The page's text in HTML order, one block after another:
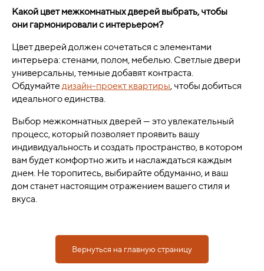
Какой цвет межкомнатных дверей выбрать, чтобы
они гармонировали с интерьером?
Цвет дверей должен сочетаться с элементами
интерьера: стенами, полом, мебелью. Светлые двери
универсальны, темные добавят контраста.
Обдумайте дизайн-проект квартиры, чтобы добиться
идеального единства.
Выбор межкомнатных дверей — это увлекательный
процесс, который позволяет проявить вашу
индивидуальность и создать пространство, в котором
вам будет комфортно жить и наслаждаться каждым
днем. Не торопитесь, выбирайте обдуманно, и ваш
дом станет настоящим отражением вашего стиля и
вкуса.
Вернуться на главную страницу